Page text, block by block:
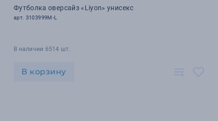
Футболка оверсайз «Liyon» унисекс
арт. 3103999M-L
В наличии 6514 шт.
В корзину